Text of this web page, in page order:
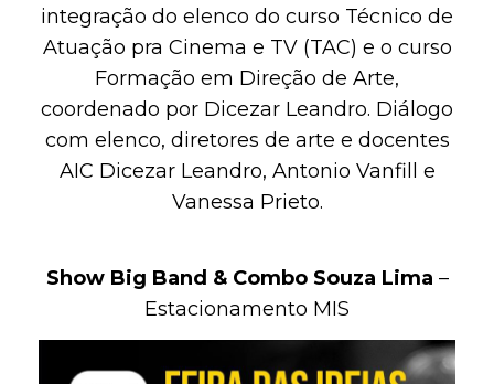
integração do elenco do curso Técnico de
Atuação pra Cinema e TV (TAC) e o curso
Formação em Direção de Arte,
coordenado por Dicezar Leandro. Diálogo
com elenco, diretores de arte e docentes
AIC Dicezar Leandro, Antonio Vanfill e
Vanessa Prieto.
Show Big Band & Combo Souza Lima –
Estacionamento MIS